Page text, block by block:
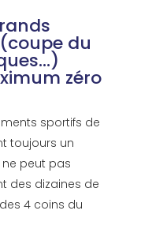
du
zéro
sportifs de
toujours un
peut pas
des dizaines de
4 coins du